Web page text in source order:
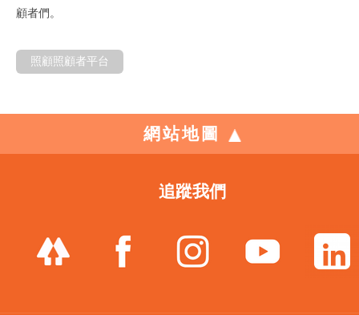
顧者們。
照顧照顧者平台
網站地圖
追蹤我們